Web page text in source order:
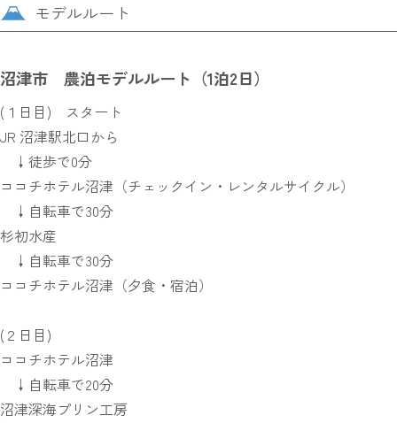
モデルルート
沼津市 農泊モデルルート（1泊2日）
(１日目) スタート
JR 沼津駅北口から
↓徒歩で0分
ココチホテル沼津（チェックイン・レンタルサイクル）
↓自転車で30分
杉初水産
↓自転車で30分
ココチホテル沼津（夕食・宿泊）
(２日目)
ココチホテル沼津
↓自転車で20分
沼津深海プリン工房